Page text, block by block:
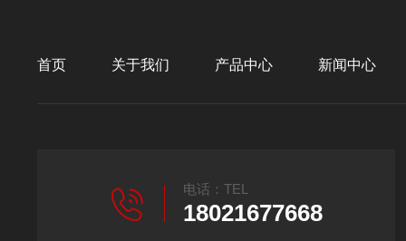
首页 关于我们 产品中心 新闻中心
电话：TEL
18021677668